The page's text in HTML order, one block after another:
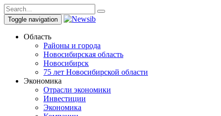
Toggle navigation
Область
Районы и города
Новосибирская область
Новосибирск
75 лет Новосибирской области
Экономика
Отрасли экономики
Инвестиции
Экономика